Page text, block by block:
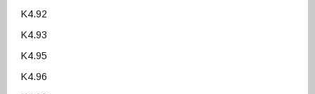
K4.92
K4.93
K4.95
K4.96